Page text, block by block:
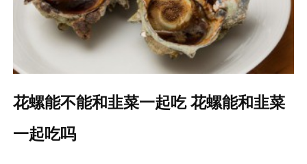
花螺能不能和韭菜一起吃 花螺能和韭菜
一起吃吗